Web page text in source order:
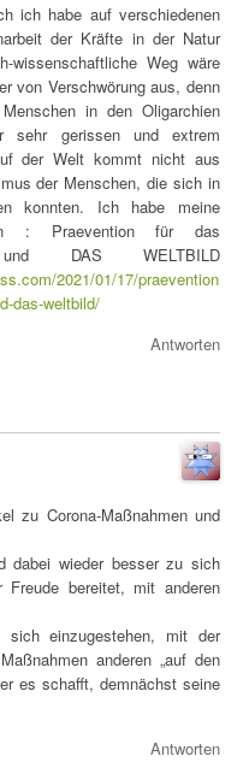
ich habe auf verschiedenen
der Kräfte in der Natur
wissenschaftliche Weg wäre
von Verschwörung aus, denn
in den Oligarchien
sehr gerissen und extrem
der Welt kommt nicht aus
der Menschen, die sich in
konnten. Ich habe meine
: Praevention für das
und DAS WELTBILD
2021/01/17/praevention
das-weltbild/
Antworten
zu Corona-Maßnahmen und
dabei wieder besser zu sich
bereitet, mit anderen
einzugestehen, mit der
anderen „auf den
es schafft, demnächst seine
Antworten